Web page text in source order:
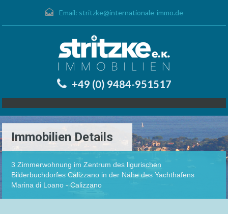
Email: stritzke@internationale-immo.de
+49 (0) 9484-951517
Immobilien Details
3 Zimmerwohnung im Zentrum des ligurischen
Bilderbuchdorfes Calizzano in der Nähe des Yachthafens
Marina di Loano - Calizzano